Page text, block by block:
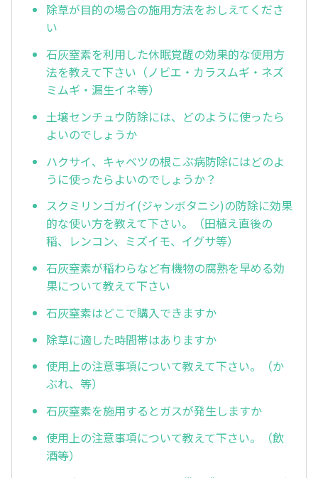
除草が目的の場合の施用方法をおしえてくださ
い
石灰窒素を利用した休眠覚醒の効果的な使用方
法を教えて下さい（ノビエ・カラスムギ・ネズ
ミムギ・漏生イネ等）
土壌センチュウ防除には、どのように使ったら
よいのでしょうか
ハクサイ、キャベツの根こぶ病防除にはどのよ
うに使ったらよいのでしょうか？
スクミリンゴガイ(ジャンボタニシ)の防除に効果
的な使い方を教えて下さい。（田植え直後の
稲、レンコン、ミズイモ、イグサ等）
石灰窒素が稲わらなど有機物の腐熟を早める効
果について教えて下さい
石灰窒素はどこで購入できますか
除草に適した時間帯はありますか
使用上の注意事項について教えて下さい。（か
ぶれ、等）
石灰窒素を施用するとガスが発生しますか
使用上の注意事項について教えて下さい。（飲
酒等）